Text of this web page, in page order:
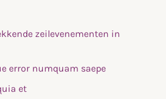
zeilevenementen in
error numquam saepe
et